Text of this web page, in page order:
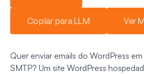
Copiar para LLM Ver
Quer enviar emails do WordPress
SMTP? Um site WordPress